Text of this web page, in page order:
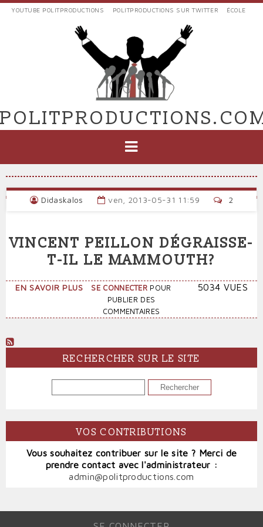
Aller
EXTERNES
POLIT'PRODUCTIONS
YOUTUBE POLITPRODUCTIONS POLITPRODUCTIONS SUR TWITTER ÉCOLE
PRINCIPALE
Didaskalos ven, 2013-05-31 11:59 2
VINCENT PEILLON DÉGRAISSE-
T-IL LE MAMMOUTH?
EN SAVOIR PLUS SUR
VINCENT
PEILLON
IL
LE
MAMMOUTH?
SE CONNECTER POUR
PUBLIER DES
COMMENTAIRES
5034 VUES
RECHERCHER SUR LE SITE
RECHERCHER
VOS CONTRIBUTIONS
Vous souhaitez contribuer sur le site ? Merci de
prendre contact avec l'administrateur :
admin@politproductions.com